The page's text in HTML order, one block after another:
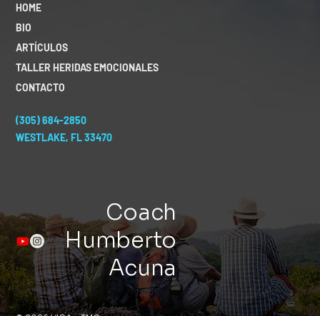
HOME
BIO
ARTÍCULOS
TALLER HERIDAS EMOCIONALES
CONTACTO
(305) 684-2850
WESTLAKE, FL 33470
Coach
Humberto
Acuna